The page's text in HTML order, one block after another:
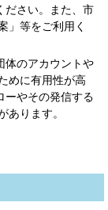
ださい。また、市
」等をご利用く
体のアカウントや
めに有用性が高
ーやその発信する
あります。